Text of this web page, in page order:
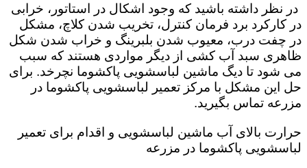
در نظر داشته باشید که وجود اشکال در استاتور، خرابی
در کارکرد برد فرمان کنترل، تخریب شدن کلاچ، مشکل
در چفت درب، معیوب شدن بلبرینگ و خراب شدن شکل
ظاهری سبد آب کشی از دیگر مواردی هستند که سبب
می شود تا دیگ ماشین لباسشویی پاکشوما نچرخد. برای
حل این مشکل با مرکز تعمیر لباسشویی پاکشوما در
مزرعه تماس بگیرید.
حرارت بالای آب ماشین لباسشویی و اقدام برای تعمیر
لباسشویی پاکشوما در مزرعه